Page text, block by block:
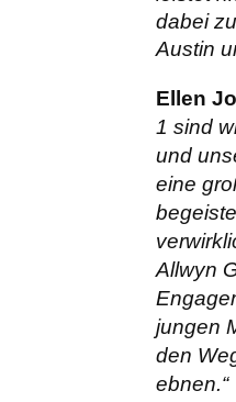
dabei
Austin
Ellen
1 sind
und
eine
Allwyn
jungen
den
ebnen.“